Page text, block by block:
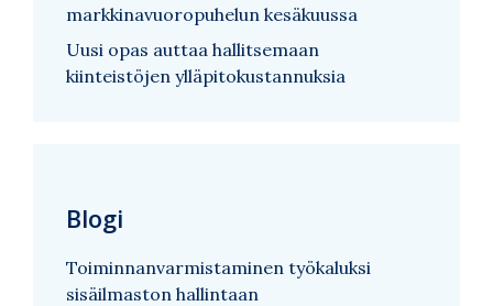
markkinavuoropuhelun kesäkuussa
Uusi opas auttaa hallitsemaan
kiinteistöjen ylläpitokustannuksia
Blogi
Toiminnanvarmistaminen työkaluksi
sisäilmaston hallintaan